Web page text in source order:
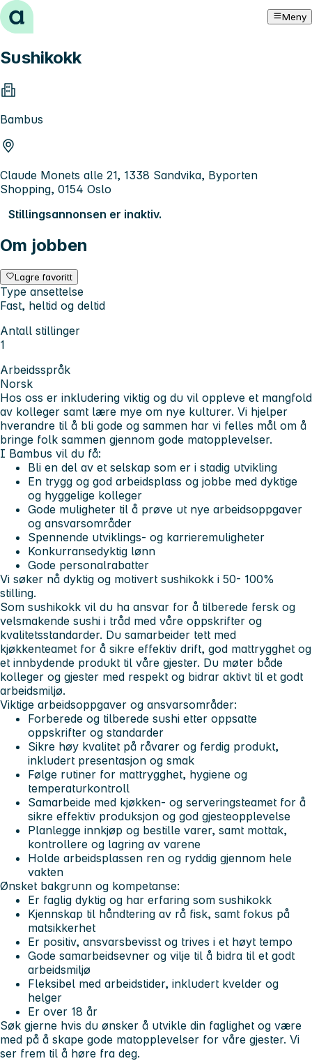
Hopp til innhold Meny
Sushikokk
Bambus
Claude Monets alle 21, 1338 Sandvika, Byporten
Shopping, 0154 Oslo
Stillingsannonsen er inaktiv.
Om jobben
Lagre favoritt
Type ansettelse
Fast, heltid og deltid
Antall stillinger
1
Arbeidsspråk
Norsk
Hos oss er inkludering viktig og du vil oppleve et mangfold
av kolleger samt lære mye om nye kulturer. Vi hjelper
hverandre til å bli gode og sammen har vi felles mål om å
bringe folk sammen gjennom gode matopplevelser.
I Bambus vil du få:
Bli en del av et selskap som er i stadig utvikling
En trygg og god arbeidsplass og jobbe med dyktige
og hyggelige kolleger
Gode muligheter til å prøve ut nye arbeidsoppgaver
og ansvarsområder
Spennende utviklings- og karrieremuligheter
Konkurransedyktig lønn
Gode personalrabatter
Vi søker nå dyktig og motivert sushikokk i 50- 100%
stilling.
Som sushikokk vil du ha ansvar for å tilberede fersk og
velsmakende sushi i tråd med våre oppskrifter og
kvalitetsstandarder. Du samarbeider tett med
kjøkkenteamet for å sikre effektiv drift, god mattrygghet og
et innbydende produkt til våre gjester. Du møter både
kolleger og gjester med respekt og bidrar aktivt til et godt
arbeidsmiljø.
Viktige arbeidsoppgaver og ansvarsområder:
Forberede og tilberede sushi etter oppsatte
oppskrifter og standarder
Sikre høy kvalitet på råvarer og ferdig produkt,
inkludert presentasjon og smak
Følge rutiner for mattrygghet, hygiene og
temperaturkontroll
Samarbeide med kjøkken- og serveringsteamet for å
sikre effektiv produksjon og god gjesteopplevelse
Planlegge innkjøp og bestille varer, samt mottak,
kontrollere og lagring av varene
Holde arbeidsplassen ren og ryddig gjennom hele
vakten
Ønsket bakgrunn og kompetanse:
Er faglig dyktig og har erfaring som sushikokk
Kjennskap til håndtering av rå fisk, samt fokus på
matsikkerhet
Er positiv, ansvarsbevisst og trives i et høyt tempo
Gode samarbeidsevner og vilje til å bidra til et godt
arbeidsmiljø
Fleksibel med arbeidstider, inkludert kvelder og
helger
Er over 18 år
Søk gjerne hvis du ønsker å utvikle din faglighet og være
med på å skape gode matopplevelser for våre gjester. Vi
ser frem til å høre fra deg.